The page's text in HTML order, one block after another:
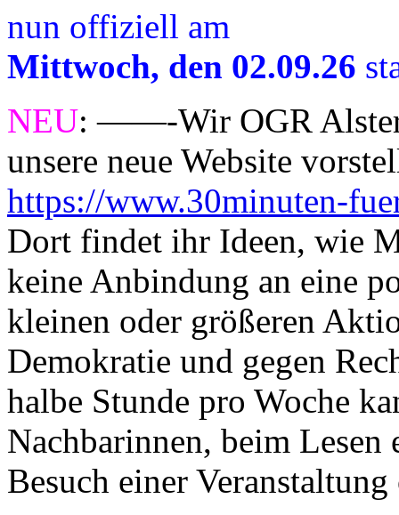
nun offiziell am
Mittwoch, den 02.09.26
NEU: ——-Wir OGR
unsere neue Website
https://www.30minuten-
Dort findet ihr Ideen, wie
keine Anbindung an eine
kleinen oder größeren
Demokratie und gegen
halbe Stunde pro Woche
Nachbarinnen, beim
Besuch einer